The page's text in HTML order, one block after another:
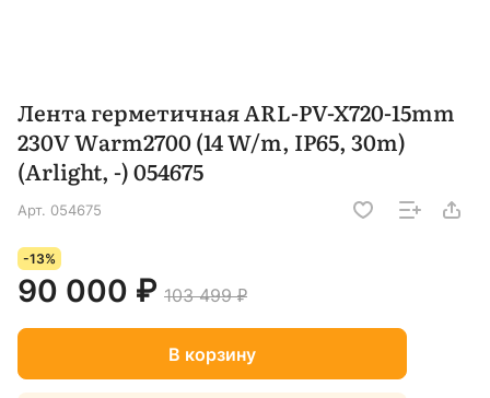
Лента герметичная ARL-PV-X720-15mm
230V Warm2700 (14 W/m, IP65, 30m)
(Arlight, -) 054675
Арт. 054675
-13%
90 000 ₽ 103 499 ₽
В корзину